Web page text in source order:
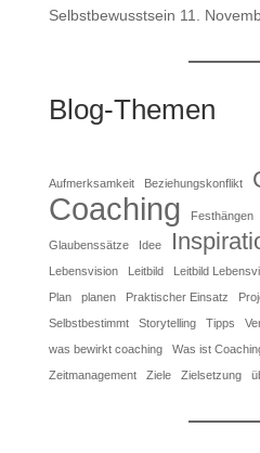
Selbstbewusstsein 11.
Blog-Themen
Aufmerksamkeit Beziehungskonflikt
Coaching Festhängen
Glaubenssätze Idee
Lebensvision
Leitbild Leitbild
Plan
planen Praktischer Einsatz
Selbstbestimmt
Storytelling Tipps
was bewirkt coaching
Was ist
Zeitmanagement
Ziele Zielsetzung